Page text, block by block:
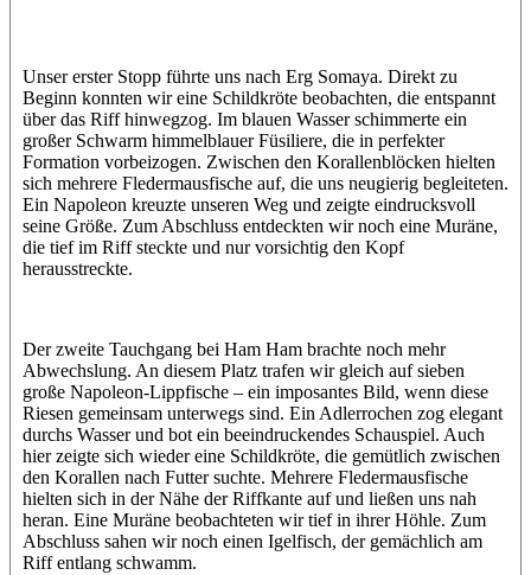
Unser erster Stopp führte uns nach Erg Somaya. Direkt zu
Beginn konnten wir eine Schildkröte beobachten, die entspannt
über das Riff hinwegzog. Im blauen Wasser schimmerte ein
großer Schwarm himmelblauer Füsiliere, die in perfekter
Formation vorbeizogen. Zwischen den Korallenblöcken hielten
sich mehrere Fledermausfische auf, die uns neugierig begleiteten.
Ein Napoleon kreuzte unseren Weg und zeigte eindrucksvoll
seine Größe. Zum Abschluss entdeckten wir noch eine Muräne,
die tief im Riff steckte und nur vorsichtig den Kopf
herausstreckte.
Der zweite Tauchgang bei Ham Ham brachte noch mehr
Abwechslung. An diesem Platz trafen wir gleich auf sieben
große Napoleon-Lippfische – ein imposantes Bild, wenn diese
Riesen gemeinsam unterwegs sind. Ein Adlerrochen zog elegant
durchs Wasser und bot ein beeindruckendes Schauspiel. Auch
hier zeigte sich wieder eine Schildkröte, die gemütlich zwischen
den Korallen nach Futter suchte. Mehrere Fledermausfische
hielten sich in der Nähe der Riffkante auf und ließen uns nah
heran. Eine Muräne beobachteten wir tief in ihrer Höhle. Zum
Abschluss sahen wir noch einen Igelfisch, der gemächlich am
Riff entlang schwamm.